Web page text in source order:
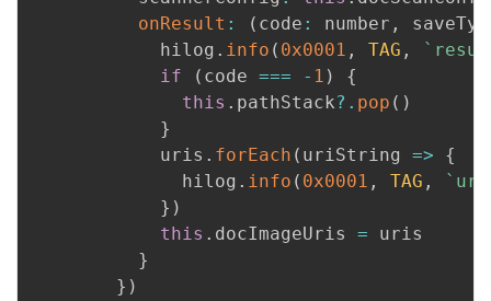
onResult : ( code : number ,
            hilog
. info ( 0x0001 , TAG , `
if
( code === - 1 )
{
this . pathStack?. pop ( )
}
            uris
. forEach ( uriString =>
{
              hilog
. info ( 0x0001 , TAG , `
} )
this . docImageUris = uris
}
} )